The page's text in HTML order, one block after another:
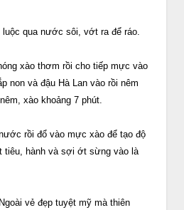
qua nước sôi, vớt ra để ráo.
xào thơm rồi cho tiếp mực vào
non và đậu Hà Lan vào rồi nêm
xào khoảng 7 phút.
rồi đổ vào mực xào để tạo độ
tiêu, hành và sợi ớt sừng vào là
Ngoài vẻ đẹp tuyệt mỹ mà thiên